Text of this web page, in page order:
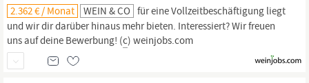
2.362 € / Monat WEIN & CO für eine Vollzeitbeschäftigung liegt
und wir dir darüber hinaus mehr bieten. Interessiert? Wir freuen
uns auf deine Bewerbung! (c) weinjobs.com